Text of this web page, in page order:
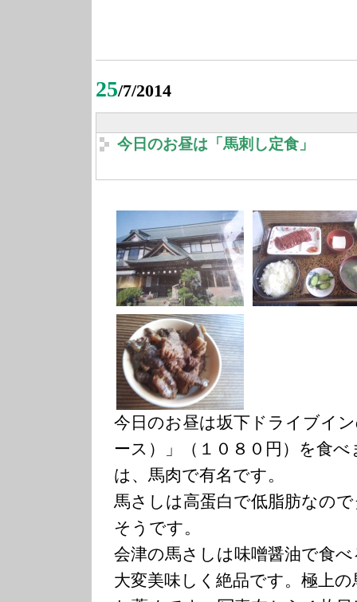
25/7/2014
今日のお昼は「馬刺し定食」
今日のお昼は坂下ドライブイ
ース）」（１０８０円）を食
は、馬肉で有名です。
馬さしは高蛋白で低脂肪なの
そうです。
会津の馬さしは味噌醤油で食
大変美味しく絶品です。極上